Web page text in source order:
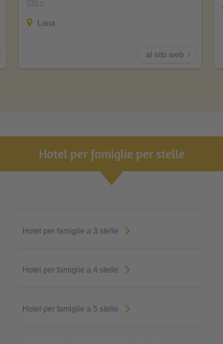
CIN +
Lana
al sito web
Hotel per famiglie per stelle
Hotel per famiglie a 3 stelle
Hotel per famiglie a 4 stelle
Hotel per famiglie a 5 stelle